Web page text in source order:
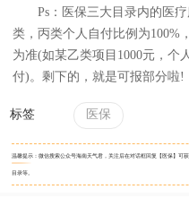
Ps：医保三大目录内的医
类，丙类个人自付比例为100%
为准(如某乙类项目1000元，个
付)。剩下的，就是可报部分啦!
标签 医保
温馨提示：微信搜索公众号海南天气君，关注后在对话框回复【医保】可
目录等。